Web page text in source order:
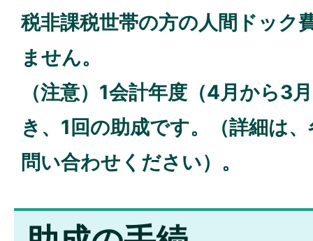
税非課税世帯の方の人間ドック
ません。
（注意）1会計年度（4月から3
き、1回の助成です。（詳細は
問い合わせください）。